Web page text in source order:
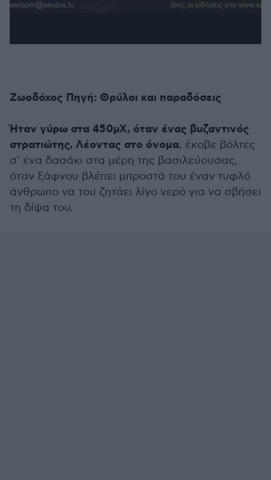
Ζωοδόχος Πηγή: Θρύλοι και παραδόσεις
Ήταν γύρω στα 450μΧ, όταν ένας βυζαντινός
στρατιώτης, Λέοντας στο όνομα, έκοβε βόλτες
σ’ ένα δασάκι στα μέρη της βασιλεύουσας,
όταν ξάφνου βλέπει μπροστά του έναν τυφλό
άνθρωπο να του ζητάει λίγο νερό για να σβήσει
τη δίψα του.